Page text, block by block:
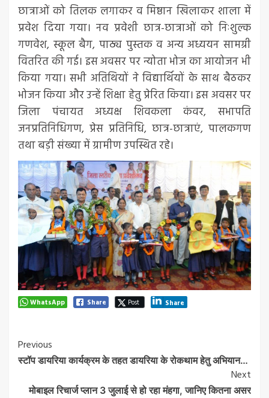
छात्राओं को तिलक लगाकर व मिष्ठान खिलाकर शाला में
प्रवेश दिया गया। नव प्रवेशी छात्र-छात्राओं को निःशुल्क
गणवेश, स्कूल बैग, पाठ्य पुस्तक व अन्य अध्ययन सामग्री
वितरित की गई। इस अवसर पर न्योता भोज का आयोजन भी
किया गया। सभी अतिथियों ने विद्यार्थियों के साथ बैठकर
भोजन किया और उन्हें शिक्षा हेतु प्रेरित किया। इस अवसर पर
जिला पंचायत अध्यक्ष शिवकला कंवर, सभापति
जनप्रतिनिधिगण, प्रेस प्रतिनिधि, छात्र-छात्राएं, पालकगण
तथा बड़ी संख्या में ग्रामीण उपस्थित रहे।
WhatsApp Share Post Share
Post
Navigation
Previous
स्टॉप डायरिया कार्यक्रम के तहत डायरिया के रोकथाम हेतु अभियान…
Next
मोबाइल रिचार्ज प्लान 3 जुलाई से हो रहा मंहगा, जानिए कितना असर